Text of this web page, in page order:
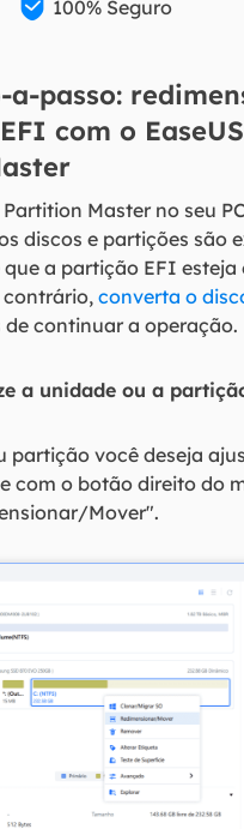
 100% Seguro
a-passo:
com o EaseUS
Master no seu
discos e partições são
a partição EFI esteja
contrário, converta o
continuar a operação.
a unidade ou a
partição você deseja
com o botão direito do
Mover".